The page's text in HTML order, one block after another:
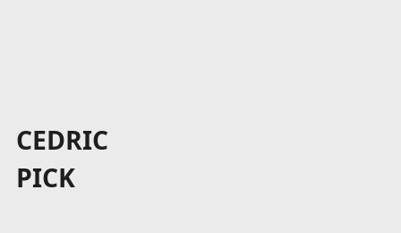
CEDRIC
PICK